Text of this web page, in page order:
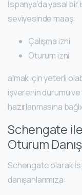
İspanya’da yasal
seviyesinde maaş:
Çalışma izni
Oturum izni
almak için yeterli
işverenin durumu ve
hazırlanmasına
Schengate
Oturum
Schengate olarak
danışanlarımıza: